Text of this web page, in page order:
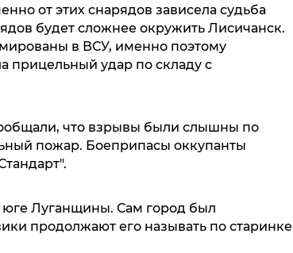
от этих снарядов зависела судьба
будет сложнее окружить Лисичанск.
в ВСУ, именно поэтому
прицельный удар по складу с
что взрывы были слышны по
пожар. Боеприпасы оккупанты
юге Луганщины. Сам город был
продолжают его называть по старинке